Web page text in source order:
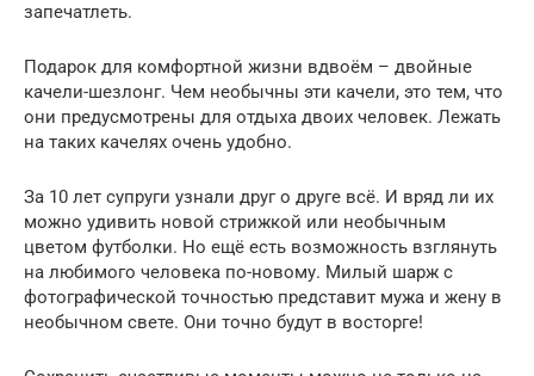
запечатлеть.
Подарок для комфортной жизни вдвоём – двойные
качели-шезлонг. Чем необычны эти качели, это тем, что
они предусмотрены для отдыха двоих человек. Лежать
на таких качелях очень удобно.
За 10 лет супруги узнали друг о друге всё. И вряд ли их
можно удивить новой стрижкой или необычным
цветом футболки. Но ещё есть возможность взглянуть
на любимого человека по-новому. Милый шарж с
фотографической точностью представит мужа и жену в
необычном свете. Они точно будут в восторге!